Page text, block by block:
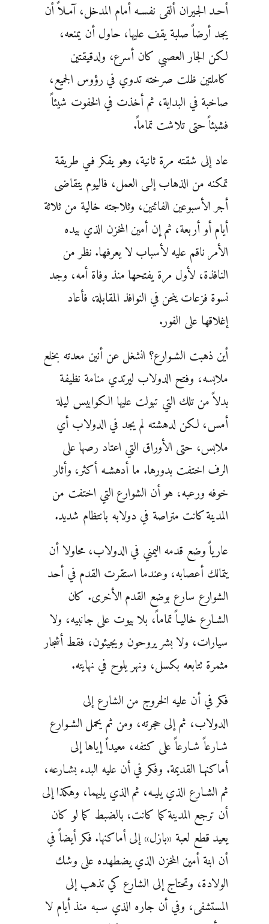
أحـد الجيران ألقى نفسـه أمام المدخل، آمـلاً أن
يجد أرضاً صلبة يقف عليها، حاول أن يمنعه،
لكن الجار العصبي كان أسرع، ولدقيقتين
كاملتين ظلت صرخته تدوي في رؤوس الجميع،
صاخبة في البداية، ثم أخذت في الخفوت شيئاً
فشيئاً حتى تلاشت تماماً.
عاد إلى شقته مرة ثانية، وهو يفكر فـي طريقة
تمكنه من الذهاب إلـى العمل، فاليوم يتقاضى
أجر الأسبوعين الفائتين، وثلاجته خالية من ثلاثة
أيام أو أربعة، ثم إن أمين المخزن الذي بيده
الأمر ناقم عليه لأسباب لا يعرفها. نظر من
النافذة، لأول مرة يفتحها منذ وفاة أمه، وجد
نسوة فزعات ينحن في النوافذ المقابلة، فأعاد
إغلاقها على الفور.
أين ذهبت الشـوارع؟ انشغل عن أنين معدته بخلع
ملابسه، وفتح الدولاب ليرتدي منامة نظيفة
بدلاً من تلك التي تبولت عليها الكوابيس ليلة
أمس، لكن لدهشته لم يجد في الدولاب أي
ملابس، حتى الأوراق التي اعتاد رصها على
الرف اختفت بدورها. ما أدهشـه أكثر، وأثار
خوفه ورعبه، هو أن الشوارع التي اختفت من
المدينة كانت متراصة في دولابه بانتظام شديد.
عارياً وضع قدمه اليمني في الدولاب، محاولا أن
يتمالك أعصابه، وعندما استقرت القدم في أحد
الشوارع سارع بوضع القدم الأخرى. كان
الشـارع خاليـاً تماماً، بلا بيوت على جانبيه، ولا
سيارات، ولا بشر يروحون ويجيئون، فقط أشجار
مثمرة تتابعه بكسل، ونهر يلوح في نهايته.
فكر في أن عليه الخروج من الشارع إلى
الدولاب، ثم إلى حجرته، ومن ثم يحمل الشـوارع
شـارعاً شـارعاً على كتفه، معيداً إياها إلى
أماكنهـا القديمة. وفكر في أن عليه البدء بشـارعه،
ثم الشـارع الذي يليـه، ثم الذي يليهما، وهكذا إلى
أن ترجع المدينة كما كانت، بالضبط كما لو كان
يعيد قطع لعبة «بازل» إلى أماكنها. فكر أيضاً في
أن ابنة أمين المخزن الذي يضطهده على وشك
الولادة، وتحتاج إلى الشارع كي تذهب إلى
المستشفى، وفي أن جاره الذي سـبه منذ أيام لا